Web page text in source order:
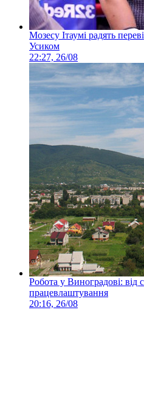
Мозесу Ітаумі радять
Усиком
22:27, 26/08
Робота у Виноградові: від
працевлаштування
20:16, 26/08